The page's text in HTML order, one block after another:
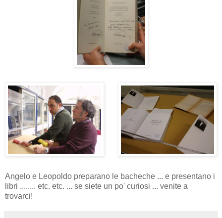
Angelo e Leopoldo preparano le bacheche ... e presentano i
libri ........ etc. etc. ... se siete un po' curiosi ... venite a
trovarci!